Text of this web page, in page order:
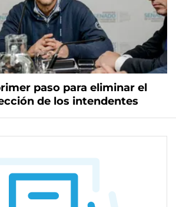
paso para eliminar el
de los intendentes